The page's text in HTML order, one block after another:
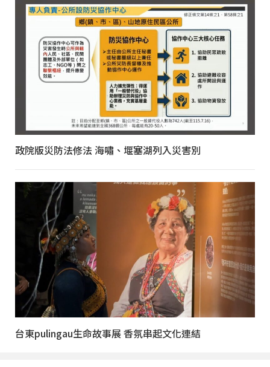
政院版災防法修法 海嘯、堰塞湖列入災害別
台東pulingau生命故事展 香氛串起文化連結